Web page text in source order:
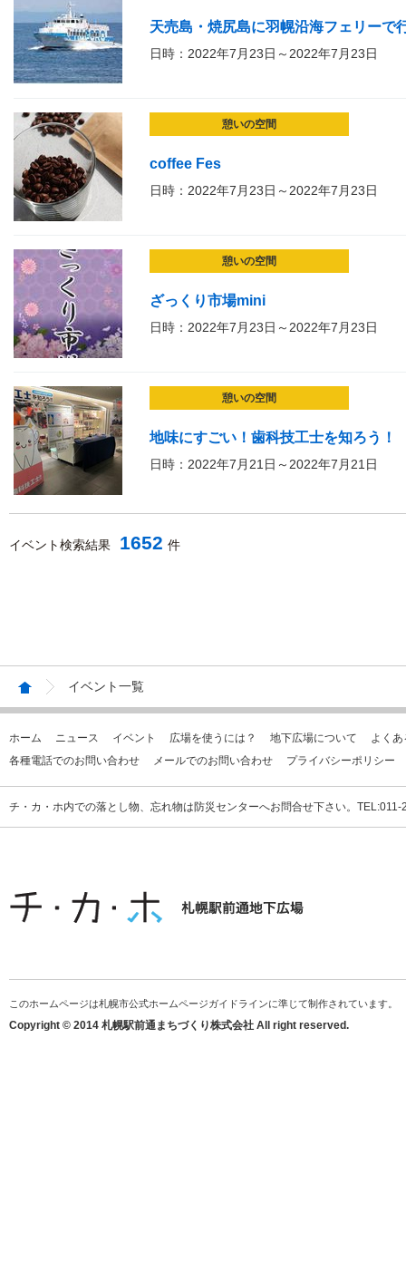
天売島・焼尻島に羽幌沿海フェリーで
日時：2022年7月23日～2022年7月23日
憩いの空間
coffee Fes
日時：2022年7月23日～2022年7月23日
憩いの空間
ざっくり市場mini
日時：2022年7月23日～2022年7月23日
憩いの空間
地味にすごい！歯科技工士を知ろう！
日時：2022年7月21日～2022年7月21日
イベント検索結果 1652 件
イベント一覧
ホーム ニュース イベント 広場を使うには？ 地下広場について
よく
各種電話でのお問い合わせ
メールでのお問い合わせ プライバシーポリシー
チ・カ・ホ内での落とし物、忘れ物は防災センターへお問合せ下さい。
このホームページは札幌市公式ホームページガイドラインに準じて制作されています。
Copyright © 2014 札幌駅前通まちづくり株式会社 All right reserved.